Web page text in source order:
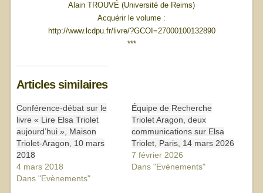
Alain TROUVÉ (Université de Reims)
Acquérir le volume :
http://www.lcdpu.fr/livre/?GCOI=27000100132890
***
Articles similaires
Conférence-débat sur le
livre « Lire Elsa Triolet
aujourd’hui », Maison
Triolet-Aragon, 10 mars
2018
4 mars 2018
Dans "Evènements"
Équipe de Recherche
Triolet Aragon, deux
communications sur Elsa
Triolet, Paris, 14 mars 2026
7 février 2026
Dans "Evènements"